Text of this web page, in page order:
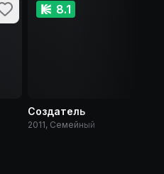
8.1
Создатель
2011, Семейный